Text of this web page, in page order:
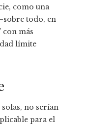
como una
todo, en
con más
límite
no serían
para el